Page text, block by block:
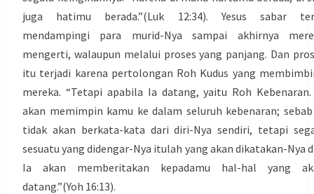
juga hatimu berada.”(Luk 12:34). Yesus sabar
mendampingi para murid-Nya sampai akhirnya
mengerti, walaupun melalui proses yang panjang. Dan
itu terjadi karena pertolongan Roh Kudus yang
mereka. “Tetapi apabila Ia datang, yaitu Roh
akan memimpin kamu ke dalam seluruh kebenaran;
tidak akan berkata-kata dari diri-Nya sendiri, tetapi
sesuatu yang didengar-Nya itulah yang akan dikatakan-Nya
Ia akan memberitakan kepadamu hal-hal yang
datang.”(Yoh 16:13).